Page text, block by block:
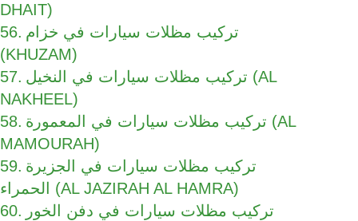
DHAIT)
تركيب مظلات سيارات في خزام
(KHUZAM)
تركيب مظلات سيارات في النخيل (AL
NAKHEEL)
تركيب مظلات سيارات في المعمورة (AL
MAMOURAH)
تركيب مظلات سيارات في الجزيرة
الحمراء (AL JAZIRAH AL HAMRA)
تركيب مظلات سيارات في دفن الخور